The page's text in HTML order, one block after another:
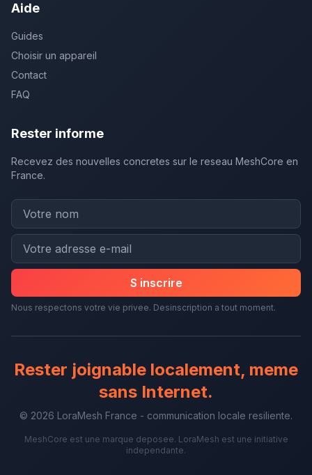
Aide
Guides
Choisir un appareil
Contact
FAQ
Rester informe
Recevez des nouvelles concretes sur le reseau MeshCore en
France.
S inscrire
Nous respectons votre vie privee. Desinscription a tout moment.
Rester joignable localement, meme
sans Internet.
© 2026 LoraMesh France - communication locale resiliente.
MeshCore est une marque deposee. LoraMesh est une initiative
independante.